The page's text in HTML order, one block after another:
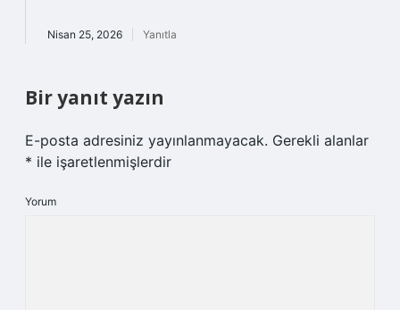
Nisan 25, 2026 Yanıtla
Bir yanıt yazın
E-posta adresiniz yayınlanmayacak. Gerekli alanlar
* ile işaretlenmişlerdir
Yorum